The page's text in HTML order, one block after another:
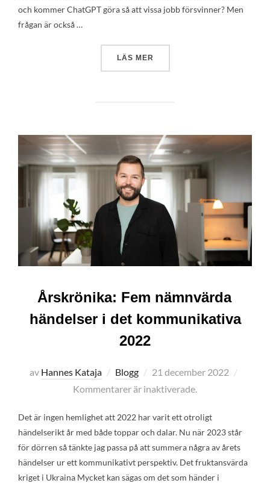
och kommer ChatGPT göra så att vissa jobb försvinner? Men
frågan är också …
LÄS MER
Årskrönika: Fem nämnvärda
händelser i det kommunikativa
2022
av Hannes Kataja Blogg
Publicerat
den
21 december 2022
Kommentarer är inaktiverade.
Det är ingen hemlighet att 2022 har varit ett otroligt
händelserikt år med både toppar och dalar. Nu när 2023 står
för dörren så tänkte jag passa på att summera några av årets
händelser ur ett kommunikativt perspektiv. Det fruktansvärda
kriget i Ukraina Mycket kan sägas om det som händer i